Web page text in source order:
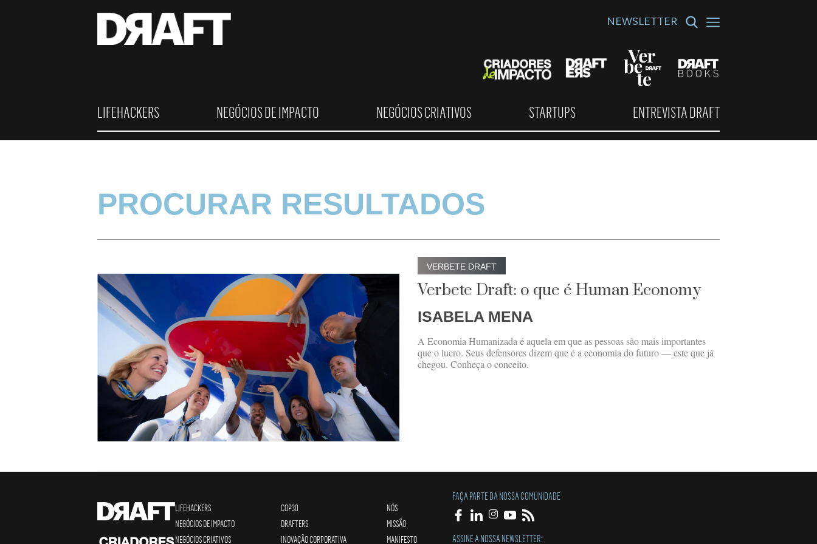
NEWSLETTER
LIFEHACKERS NEGÓCIOS DE IMPACTO NEGÓCIOS CRIATIVOS STARTUPS ENTREVISTA DRAFT
PROCURAR RESULTADOS
VERBETE DRAFT
Verbete Draft: o que é Human Economy
ISABELA MENA
A Economia Humanizada é aquela em que as pessoas são mais importantes
que o lucro. Seus defensores dizem que é a economia do futuro — este que já
chegou. Conheça o conceito.
LIFEHACKERS
NEGÓCIOS DE IMPACTO
NEGÓCIOS CRIATIVOS
COP30
DRAFTERS
INOVAÇÃO CORPORATIVA
NÓS
MISSÃO
MANIFESTO
FAÇA PARTE DA NOSSA COMUNIDADE
ASSINE A NOSSA NEWSLETTER: